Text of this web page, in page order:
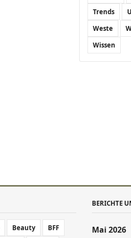
Trends
Weste
Wissen
Beauty
BFF
BERICHTE
Mai 2026